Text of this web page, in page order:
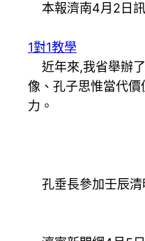
本報濟南4月2日訊
1對1教學
近年來,我省舉辦了
像、孔子思惟當代
力。
孔垂長參加壬辰清